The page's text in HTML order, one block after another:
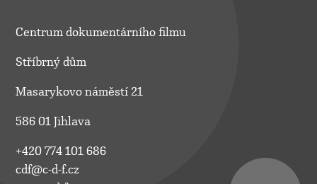
Centrum dokumentárního filmu
Stříbrný dům
Masarykovo náměstí 21
586 01 Jihlava
+420 774 101 686
cdf@c-d-f.cz